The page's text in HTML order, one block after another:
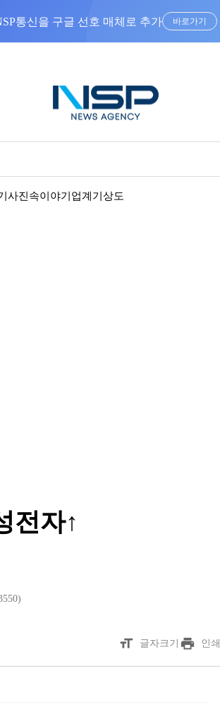
통신을 구글 선호 매체로 추가 바로가기
사진속이야기 업계기상도
전자↑
format_size 글자크기 print 인쇄